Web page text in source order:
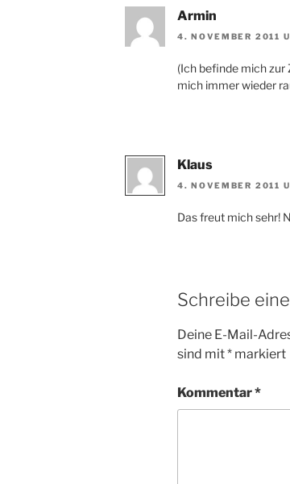
Armin
4. NOVEMBER 2011
(Ich befinde mich zur
mich immer wieder
Klaus
4. NOVEMBER 2011
Das freut mich sehr!
Schreibe
Deine E-Mail-
sind mit* markiert
Kommentar*